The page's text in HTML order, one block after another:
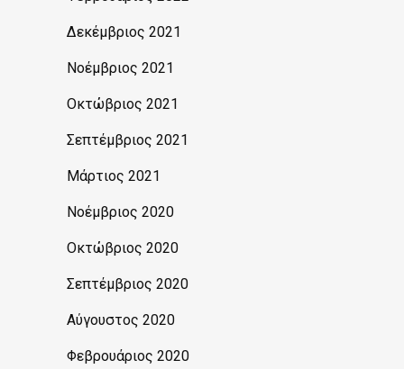
Δεκέμβριος 2021
Νοέμβριος 2021
Οκτώβριος 2021
Σεπτέμβριος 2021
Μάρτιος 2021
Νοέμβριος 2020
Οκτώβριος 2020
Σεπτέμβριος 2020
Αύγουστος 2020
Φεβρουάριος 2020